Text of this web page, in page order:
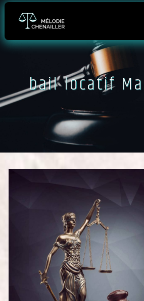
bail locatif
Panneau de gestion des cookies